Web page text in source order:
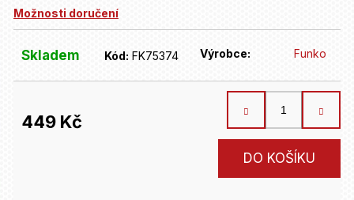
Možnosti doručení
Skladem Kód: FK75374 Výrobce: Funko
449 Kč
DO KOŠÍKU
t
D